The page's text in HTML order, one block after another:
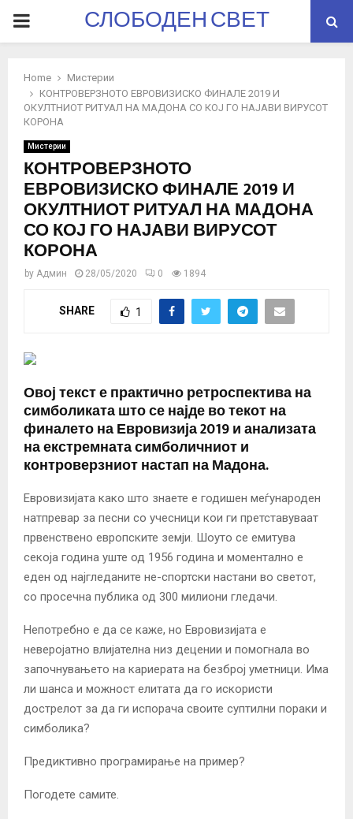
PRIMARYСЛОБОДЕН СВЕТ
Home
Мистерии
КОНТРОВЕРЗНОТО ЕВРОВИЗИСКО ФИНАЛЕ 2019 И
ОКУЛТНИОТ РИТУАЛ НА МАДОНА СО КОЈ ГО НАЈАВИ ВИРУСОТ
КОРОНА
Мистерии
КОНТРОВЕРЗНОТО
ЕВРОВИЗИСКО ФИНАЛЕ 2019 И
ОКУЛТНИОТ РИТУАЛ НА МАДОНА
СО КОЈ ГО НАЈАВИ ВИРУСОТ
КОРОНА
by Админ 28/05/2020 0 1894
SHARE 1
Овој текст е практично ретроспектива на
симболиката што се најде во текот на
финалето на Евровизија 2019 и анализата
на екстремната симболичниот и
контроверзниот настап на Мадона.
Евровизијата како што знаете е годишен меѓународен
натпревар за песни со учесници кои ги претставуваат
првенствено европските земји. Шоуто се емитува
секоја година уште од 1956 година и моментално е
еден од најгледаните не-спортски настани во светот,
со просечна публика од 300 милиони гледачи.
Непотребно е да се каже, но Евровизијата е
неверојатно влијателна низ децении и помогнала во
започнувањето на кариерата на безброј уметници. Има
ли шанса и можност елитата да го искористи
дострелот за да ги испорача своите суптилни пораки и
симболика?
Предиктивно програмирање на пример?
Погодете самите.